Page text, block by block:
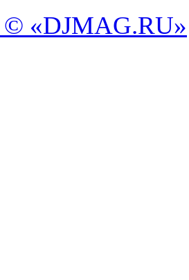
© «DJMAG.RU»